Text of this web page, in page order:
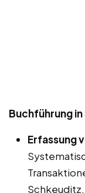
Buchführung
Erfassung